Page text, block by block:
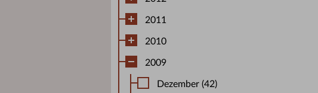
2011
2010
2009
Dezember (42)